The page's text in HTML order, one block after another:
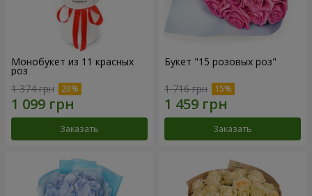
Монобукет из 11 красных
роз
1 374 грн
Заказать
Букет "15 розовых роз"
1 716 грн
Заказать